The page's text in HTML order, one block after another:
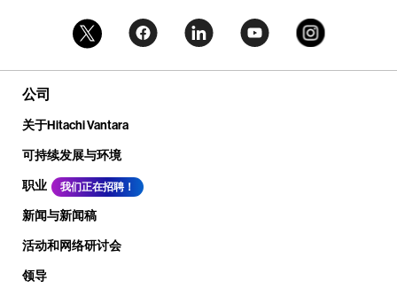
公司
关于Hitachi Vantara
可持续发展与环境
职业
我们正在招聘！
新闻与新闻稿
活动和网络研讨会
领导